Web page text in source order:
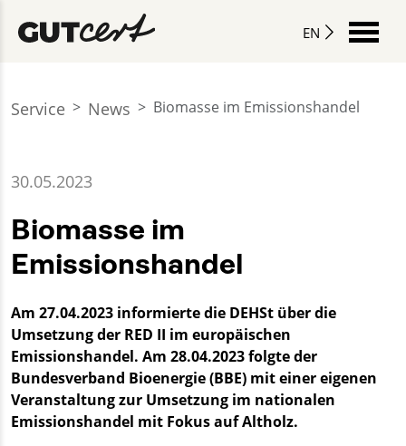
EN
Service News Biomasse im Emissionshandel
30.05.2023
Biomasse im
Emissionshandel
Am 27.04.2023 informierte die DEHSt über die
Umsetzung der RED II im europäischen
Emissionshandel. Am 28.04.2023 folgte der
Bundesverband Bioenergie (BBE) mit einer eigenen
Veranstaltung zur Umsetzung im nationalen
Emissionshandel mit Fokus auf Altholz.